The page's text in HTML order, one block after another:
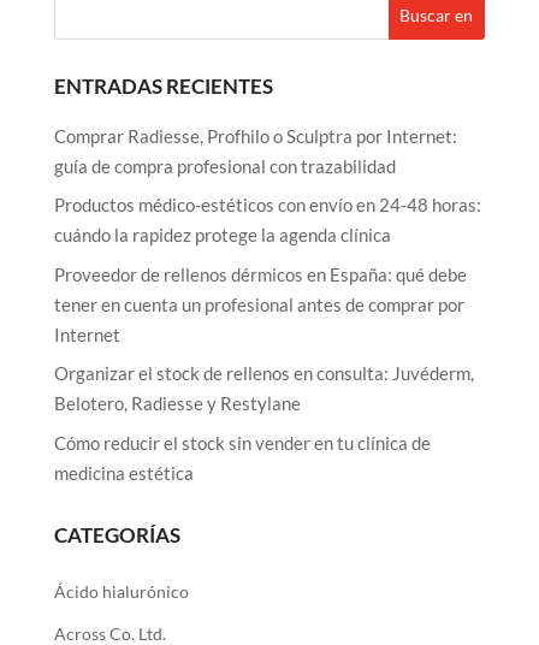
ENTRADAS RECIENTES
Comprar Radiesse, Profhilo o Sculptra por Internet:
guía de compra profesional con trazabilidad
Productos médico-estéticos con envío en 24-48 horas:
cuándo la rapidez protege la agenda clínica
Proveedor de rellenos dérmicos en España: qué debe
tener en cuenta un profesional antes de comprar por
Internet
Organizar el stock de rellenos en consulta: Juvéderm,
Belotero, Radiesse y Restylane
Cómo reducir el stock sin vender en tu clínica de
medicina estética
CATEGORÍAS
Ácido hialurónico
Across Co. Ltd.